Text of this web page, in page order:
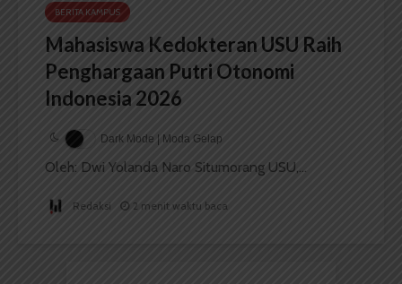
BERITA KAMPUS
Mahasiswa Kedokteran USU Raih
Penghargaan Putri Otonomi
Indonesia 2026
Dark Mode | Moda Gelap
Oleh: Dwi Yolanda Naro Situmorang USU,...
Redaksi 2 menit waktu baca